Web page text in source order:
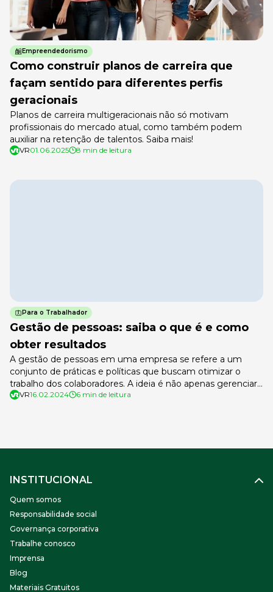
Empreendedorismo
Como construir planos de carreira que
façam sentido para diferentes perfis
geracionais
Planos de carreira multigeracionais não só motivam
profissionais do mercado atual, como também podem
auxiliar na retenção de talentos. Saiba mais!
VR01.06.2025 8 min de leitura
Para o Trabalhador
Gestão de pessoas: saiba o que é e como
obter resultados
A gestão de pessoas em uma empresa se refere a um
conjunto de práticas e políticas que buscam otimizar o
trabalho dos colaboradores. A ideia é não apenas gerenciar,
mas desenvolver as pessoas para que, por meio de seu
VR16.02.2024 6 min de leitura
INSTITUCIONAL
Quem somos
Responsabilidade social
Governança corporativa
Trabalhe conosco
Imprensa
Blog
Materiais Gratuitos